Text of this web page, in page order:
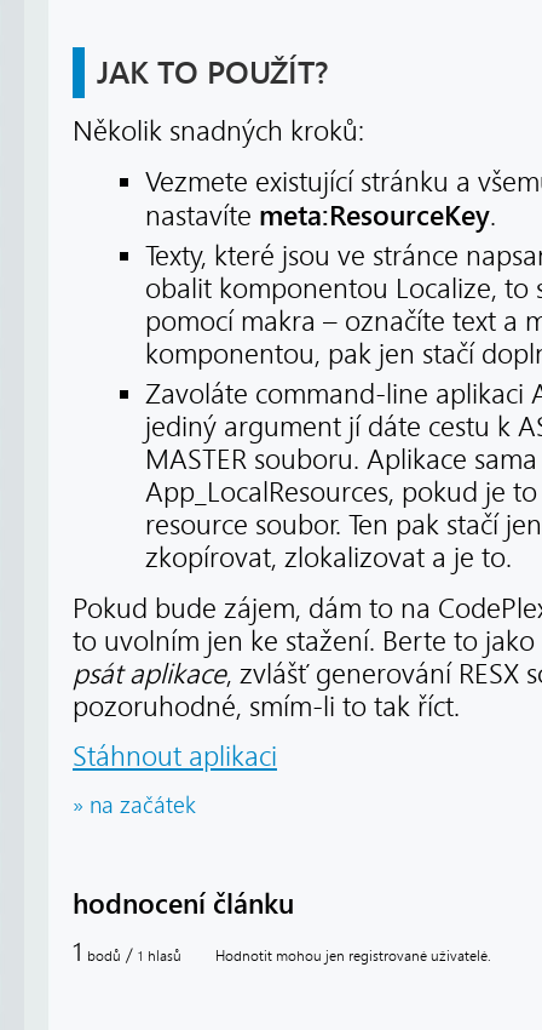
JAK TO POUŽÍT?
Několik snadných kroků:
Vezmete existující stránku a
nastavíte meta:ResourceKey.
Texty, které jsou ve stránce
obalit komponentou Localize, to
pomocí makra – označíte text a
komponentou, pak jen stačí
Zavoláte command-line aplikaci
jediný argument jí dáte cestu k
MASTER souboru. Aplikace
App_LocalResources, pokud je
resource soubor. Ten pak stačí
zkopírovat, zlokalizovat a je to.
Pokud bude zájem, dám to na
to uvolním jen ke stažení. Berte to
psát aplikace, zvlášť generování RESX
pozoruhodné, smím-li to tak říct.
Stáhnout aplikaci
» na začátek
hodnocení článku
1 bodů / 1 hlasů Hodnotit mohou jen registrované uživatelé.